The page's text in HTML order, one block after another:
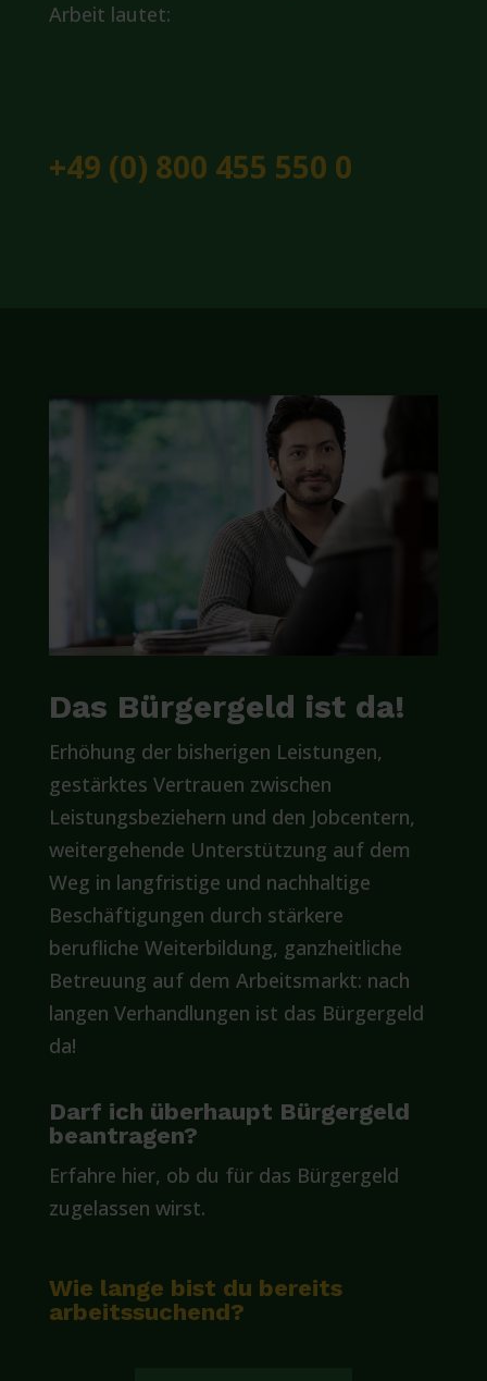
Arbeit lautet:
+49 (0) 800 455 550 0
Das Bürgergeld ist da!
Erhöhung der bisherigen Leistungen,
gestärktes Vertrauen zwischen
Leistungsbeziehern und den Jobcentern,
weitergehende Unterstützung auf dem
Weg in langfristige und nachhaltige
Beschäftigungen durch stärkere
berufliche Weiterbildung, ganzheitliche
Betreuung auf dem Arbeitsmarkt: nach
langen Verhandlungen ist das Bürgergeld
da!
Darf ich überhaupt Bürgergeld
beantragen?
Erfahre hier, ob du für das Bürgergeld
zugelassen wirst.
Wie lange bist du bereits
arbeitssuchend?